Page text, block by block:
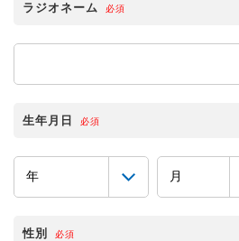
ラジオネーム 必須
生年月日 必須
性別 必須